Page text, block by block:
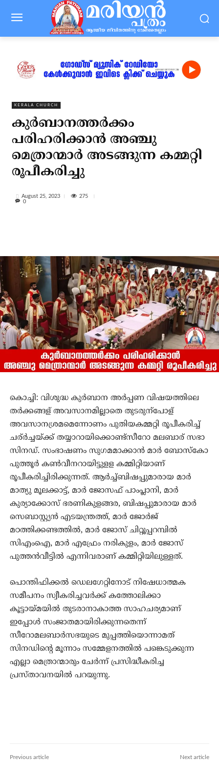
KERALA CHURCH
കുര്‍ബാനത്തര്‍ക്കം
പരിഹരിക്കാന്‍ അഞ്ചു
മെത്രാന്മാര്‍ അടങ്ങുന്ന കമ്മറ്റി
രൂപീകരിച്ചു
August 25, 2023
275
0
കൊച്ചി: വിശുദ്ധ കുർബാന അർപ്പണ വിഷയത്തിലെ
തർക്കങ്ങള് അവസാനമില്ലാതെ തുടരുന്പോള്
അവസാനശ്രമമെന്നോണം പുതിയകമ്മറ്റി രൂപീകരിച്ച്
ചര്ർച്ചയ്ക്ക് തയ്യാറായിക്കൊണ്ട്സീറോ മലബാര് സഭാ
സിനഡ്. സംഭാഷണം സുഗമമാക്കാൻ മാർ ബോസ്കോ
പുത്തൂർ കൺവീനറായിട്ടുളള കമ്മിറ്റിയാണ്
രൂപീകരിച്ചിരിക്കുന്നത്. ആർച്ച്ബിഷപ്പുമാരായ മാർ
മാത്യു മൂലക്കാട്ട്, മാർ ജോസഫ് പാംപ്ലാനി, മാർ
കുര്യാക്കോസ് ഭരണികുളങ്ങര, ബിഷപ്പുമാരായ മാർ
സെബാസ്റ്റ്യൻ എടയന്ത്രത്ത്, മാർ ജോർജ്
മഠത്തിക്കണ്ടത്തിൽ, മാർ ജോസ് ചിറ്റൂപ്പറമ്പിൽ
സിഎംഐ, മാർ എഫ്രേം നരികുളം, മാർ ജോസ്
പുത്തൻവീട്ടിൽ എന്നിവരാണ് കമ്മിറ്റിയിലുള്ളത്.
പൊന്തിഫിക്കൽ ഡെലഗേറ്റിനോട് നിഷേധാത്മക
സമീപനം സ്വീകരിച്ചവർക്ക് കത്തോലിക്കാ
കൂട്ടായ്മയിൽ തുടരാനാകാത്ത സാഹചര്യമാണ്
ഇപ്പോൾ സംജാതമായിരിക്കുന്നതെന്ന്
സീറോമലബാർസഭയുടെ മുപ്പത്തിയൊന്നാമത്
സിനഡിന്റെ മൂന്നാം സമ്മേളനത്തിൽ പങ്കെടുക്കുന്ന
എല്ലാ മെത്രാന്മാരും ചേർന്ന് പ്രസിദ്ധീകരിച്ച
പ്രസ്താവനയില്‍ പറയുന്നു.
Previous article Next article